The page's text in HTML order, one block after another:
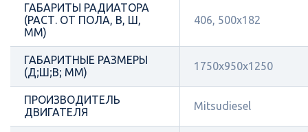
ГАБАРИТЫ РАДИАТОРА
(РАСТ. ОТ ПОЛА, В, Ш,
ММ)
406, 500х182
ГАБАРИТНЫЕ РАЗМЕРЫ
(Д;Ш;В; ММ)
1750х950х1250
ПРОИЗВОДИТЕЛЬ
ДВИГАТЕЛЯ
Mitsudiesel